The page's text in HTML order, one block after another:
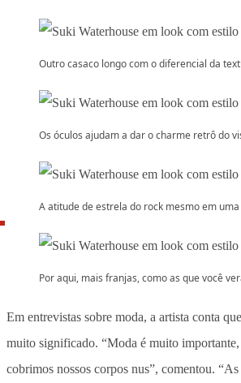
Outro casaco longo com o diferencial da
Os óculos ajudam a dar o charme retrô do
A atitude de estrela do rock mesmo em
Por aqui, mais franjas, como as que você
Em entrevistas sobre moda, a artista conta
muito significado. “Moda é muito
cobrimos nossos corpos nus”, comentou.